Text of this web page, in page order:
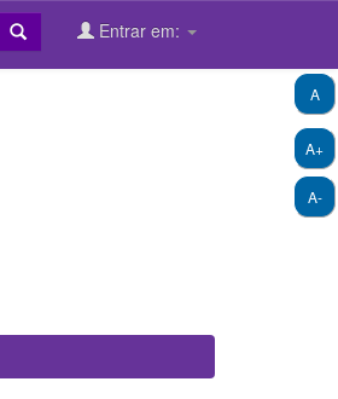
Entrar em:
A+
A-
A